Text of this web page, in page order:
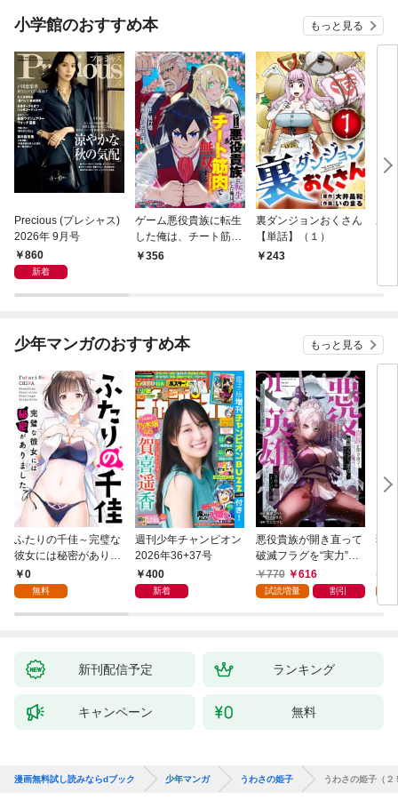
小学館のおすすめ本 もっと見る
Precious (プレシャス)
2026年 9月号
860
新着
ゲーム悪役貴族に転生
した俺は、チート筋肉
で無双する【単話】
356
裏ダンジョンおくさん
【単話】（１）
243
あ
少年マンガのおすすめ本 もっと見る
ふたりの千佳～完璧な
彼女には秘密がありま
した(1)
0
無料
週刊少年チャンピオン
2026年36+37号
400
新着
悪役貴族が開き直って
破滅フラグを“実力”で
叩き折っていたら、い
つの間にかヒロイン達
770 616
試読増量 割引
弱
新刊配信予定 ランキング
キャンペーン 無料
漫画無料試し読みならdブック 少年マンガ うわさの姫子 うわさの姫子（２